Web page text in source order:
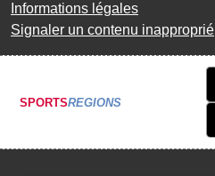
Informations légales
Signaler un contenu inapproprié
SPORTSREGIONS